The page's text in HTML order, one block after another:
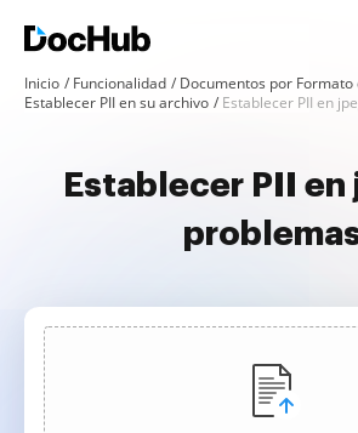
Inicio Funcionalidad
Documentos por Formato
Establecer PII en su archivo
Establecer PII en
Establecer PII en